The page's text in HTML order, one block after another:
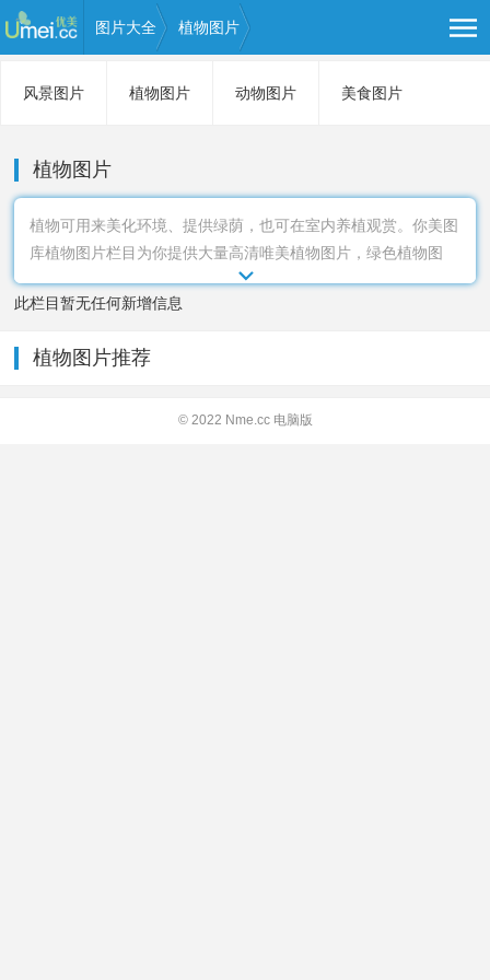
图片大全 植物图片
风景图片 植物图片 动物图片 美食图片
帅哥图片
植物图片
植物可用来美化环境、提供绿荫，也可在室内养植观赏。你美图
库植物图片栏目为你提供大量高清唯美植物图片，绿色植物图
片，多肉植物图片，室内绿色植物图片，盆栽植物图片等。你美
图库收集了海量的植物图片，让大家认识更多的植物。
此栏目暂无任何新增信息
植物图片推荐
© 2022 Nme.cc 电脑版